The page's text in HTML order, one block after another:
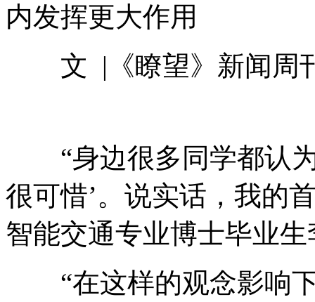
内发挥更大作用
文 |《瞭望》新闻周
“身边很多同学都认为
很可惜’。说实话，我的
智能交通专业博士毕业
“在这样的观念影响下